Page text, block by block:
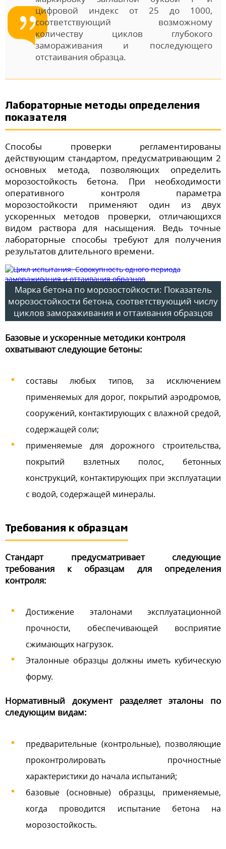
цифровой индекс от 25 до 1000,
соответствующий возможному
количеству циклов глубокого
замораживания и последующего
отстаивания образца.
Лабораторные методы определения
показателя
Способы проверки регламентированы
действующим стандартом, предусматривающим 2
основных метода, позволяющих определить
морозостойкость бетона. При необходимости
оперативного контроля параметра
морозостойкости применяют один из двух
ускоренных методов проверки, отличающихся
видом раствора для насыщения. Ведь точные
лабораторные способы требуют для получения
результатов длительного времени.
Марка бетона по морозостойкости: Показатель
морозостойкости бетона, соответствующий числу
циклов замораживания и оттаивания образцов
Базовые и ускоренные методики контроля
охватывают следующие бетоны:
составы любых типов, за исключением
применяемых для дорог, покрытий аэродромов,
сооружений, контактирующих с влажной средой,
содержащей соли;
применяемые для дорожного строительства,
покрытий взлетных полос, бетонных
конструкций, контактирующих при эксплуатации
с водой, содержащей минералы.
Требования к образцам
Стандарт предусматривает следующие
требования к образцам для определения
контроля:
Достижение эталонами эксплуатационной
прочности, обеспечивающей восприятие
сжимающих нагрузок.
Эталонные образцы должны иметь кубическую
форму.
Нормативный документ разделяет эталоны по
следующим видам:
предварительные (контрольные), позволяющие
проконтролировать прочностные
характеристики до начала испытаний;
базовые (основные) образцы, применяемые,
когда проводится испытание бетона на
морозостойкость.